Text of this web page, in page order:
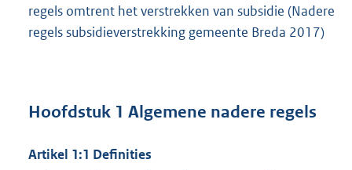
regels omtrent het verstrekken van subsidie (Nadere
regels subsidieverstrekking gemeente Breda 2017)
Hoofdstuk 1 Algemene nadere regels
Artikel 1:1 Definities